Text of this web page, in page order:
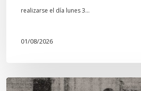
realizarse el día lunes 3…
01/08/2026
Chawrakawin: